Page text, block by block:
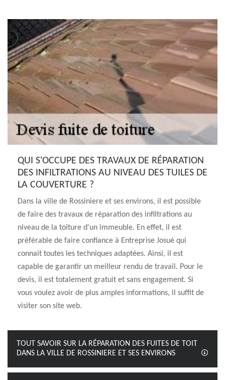
QUI S'OCCUPE DES TRAVAUX DE RÉPARATION
DES INFILTRATIONS AU NIVEAU DES TUILES DE
LA COUVERTURE ?
Dans la ville de Rossiniere et ses environs, il est possible
de faire des travaux de réparation des infiltrations au
niveau de la toiture d'un immeuble. En effet, il est
préférable de faire confiance à Entreprise Josué qui
connait toutes les techniques adaptées. Ainsi, il est
capable de garantir un meilleur rendu de travail. Pour le
devis, il est totalement gratuit et sans engagement. Si
vous voulez avoir de plus amples informations, il suffit de
visiter son site web.
TOUT SAVOIR SUR LA RÉPARATION DES FUITES DE TOIT
DANS LA VILLE DE ROSSINIERE ET SES ENVIRONS